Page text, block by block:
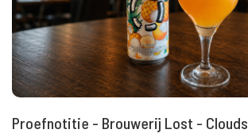
Proefnotitie - Brouwerij Lost - Clouds